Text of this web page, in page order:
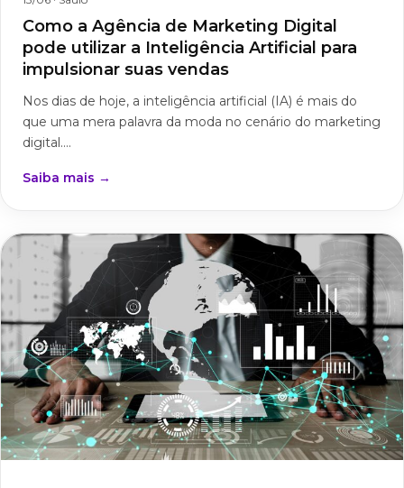
Como a Agência de Marketing Digital
pode utilizar a Inteligência Artificial para
impulsionar suas vendas
Nos dias de hoje, a inteligência artificial (IA) é mais do
que uma mera palavra da moda no cenário do marketing
digital....
Saiba mais →